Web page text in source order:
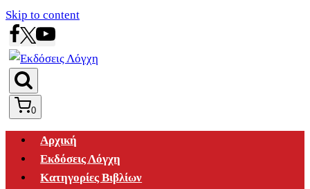
Skip to content
0
Αρχική
Εκδόσεις Λόγχη
Κατηγορίες Βιβλίων